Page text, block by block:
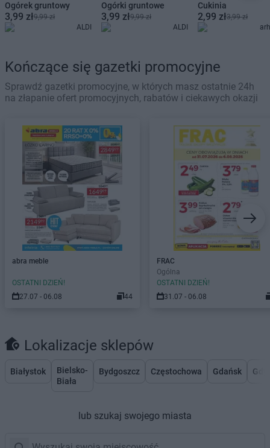
Ogórek gruntowy
3,99 zł9,99 zł
ALDI
Ogórki gruntowe
3,99 zł9,99 zł
ALDI
Cukinia
2,99 zł3,99 zł
Kończące się gazetki promocyjne
Sprawdź gazetki promocyjne, w których masz ostatnie 24h
na złapanie ofert promocyjnych, rabatów i ciekawych okazji
abra meble
OSTATNI DZIEŃ!
27.07 - 06.08
44
FRAC
Ogólna
OSTATNI DZIEŃ!
31.07 - 06.08
Lokalizacje sklepów
Białystok
Bielsko-
Biała
Bydgoszcz Częstochowa Gdańsk
lub szukaj swojego miasta